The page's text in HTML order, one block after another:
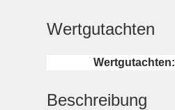
Wertgutachten
Wertgutachten:
Beschreibung